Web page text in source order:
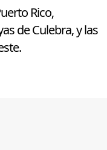
Rico,
de Culebra, y las